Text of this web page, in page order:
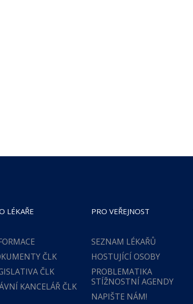
LÉKAŘE
ČLK
ČLK
KANCELÁŘ ČLK
PRO VEŘEJNOST
SEZNAM LÉKAŘŮ
HOSTUJÍCÍ OSOBY
PROBLEMATIKA
STÍŽNOSTNÍ AGENDY
NAPIŠTE NÁM!